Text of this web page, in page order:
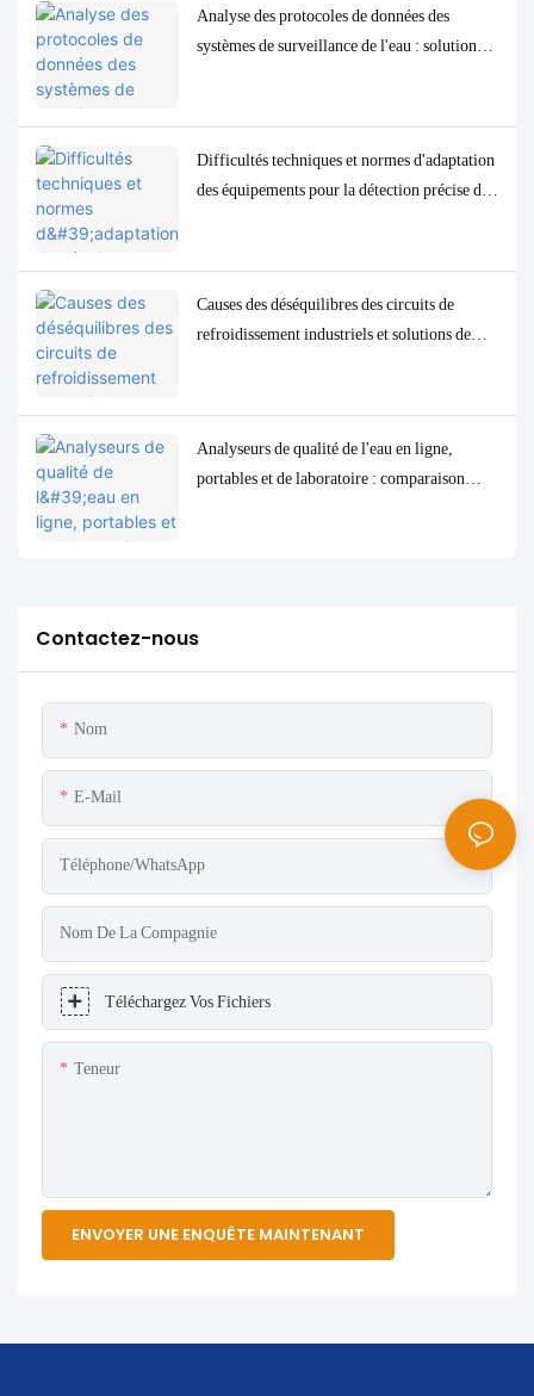
Analyse des protocoles de données des
systèmes de surveillance de l'eau : solutions
Difficultés techniques et normes d'adaptation
des équipements pour la détection précise des
Causes des déséquilibres des circuits de
refroidissement industriels et solutions de
Analyseurs de qualité de l'eau en ligne,
portables et de laboratoire : comparaison
Contactez-nous
Nom
E-Mail
Téléphone/WhatsApp
Nom De La Compagnie
Téléchargez Vos Fichiers
Teneur
ENVOYER UNE ENQUÊTE MAINTENANT